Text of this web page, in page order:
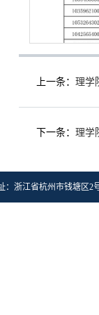
上一条： 理学
下一条： 理学
：浙江省杭州市钱塘区